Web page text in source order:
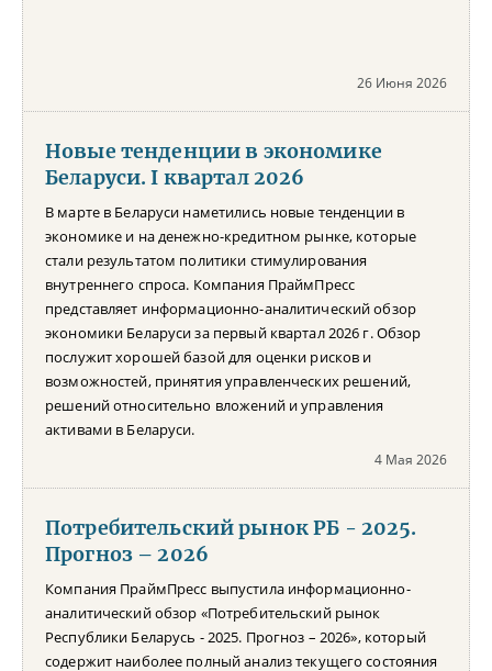
26 Июня 2026
Новые тенденции в экономике
Беларуси. I квартал 2026
В марте в Беларуси наметились новые тенденции в
экономике и на денежно-кредитном рынке, которые
стали результатом политики стимулирования
внутреннего спроса. Компания ПраймПресс
представляет информационно-аналитический обзор
экономики Беларуси за первый квартал 2026 г. Обзор
послужит хорошей базой для оценки рисков и
возможностей, принятия управленческих решений,
решений относительно вложений и управления
активами в Беларуси.
4 Мая 2026
Потребительский рынок РБ - 2025.
Прогноз – 2026
Компания ПраймПресс выпустила информационно-
аналитический обзор «Потребительский рынок
Республики Беларусь - 2025. Прогноз – 2026», который
содержит наиболее полный анализ текущего состояния